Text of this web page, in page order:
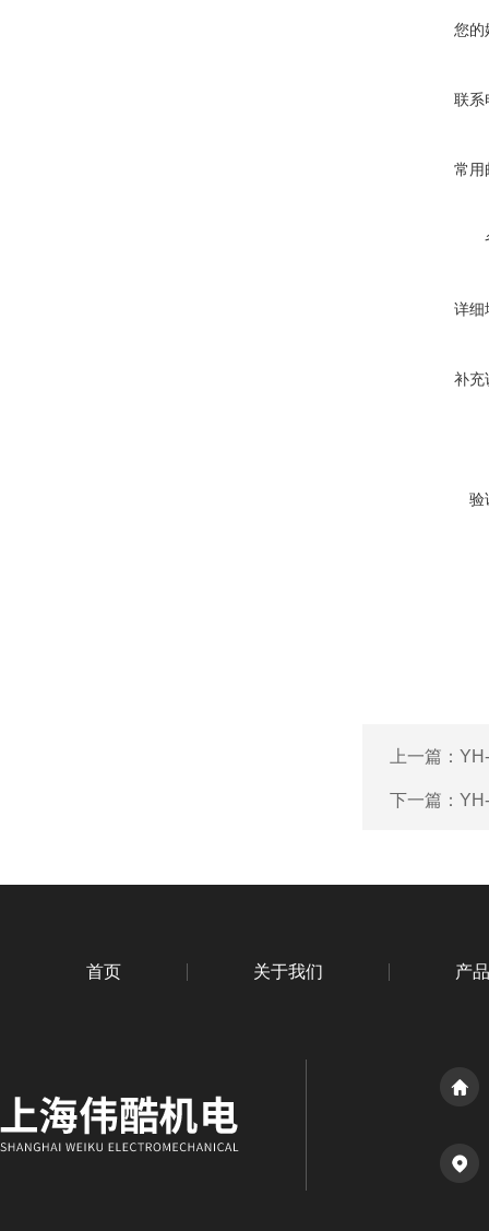
您的
联系
常用
详细
补充
验
上一篇：
下一篇：
首页 关于我们 产